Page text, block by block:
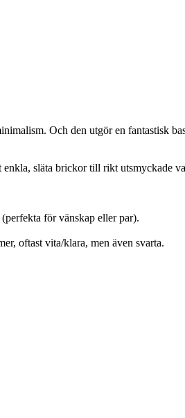
Och den utgör en fantastisk
släta brickor till rikt utsmyckade
för vänskap eller par).
oftast vita/klara, men även svarta.